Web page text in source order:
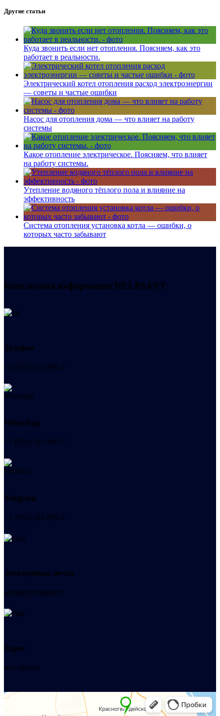
Другие статьи
Куда звонить если нет отопления. Поясняем, как это
работает в реальности.
Электрический котел отопления расход электроэнергии
— советы и частые ошибки
Насос для отопления дома — что влияет на работу
системы
Какое отопление электрическое. Поясняем, что влияет
на работу системы.
Утепление водяного тёплого пола и влияние на
эффективность
Система отопления установка котла — ошибки, о
которых часто забывают
Контактная информация HELPSANT
Телефон
+7 (978) 515-999-7
WhatsApp
+7 (978) 515-999-7
Telegram
+7 (978) 515-999-7
Электронная почта
admin@helpsant.ru
Адрес
пгт. Форос